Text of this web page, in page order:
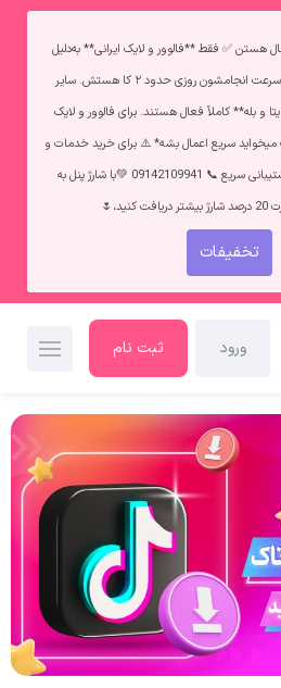
هستن ✅ فقط **فالوور و لایک ایرانی** به‌دلیل
قطعی اینترنت داخل ایران سرعت انجامشون روزی حدود ۲ کا هستش. سایر
و بله** کاملاً فعال هستند. برای فالوور و لایک
میخواید سریع اعمال بشه* ⚠️ برای خرید خدمات و
دریافت مشاوره: تلگرام | پشتیبانی سریع 📞 09142109941 💚با شارژ پنل به
تخفیفات
ورود ثبت نام